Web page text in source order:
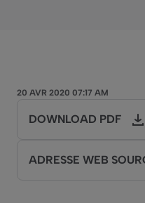
20 AVR 2020 07:17 AM
DOWNLOAD PDF
ADRESSE WEB